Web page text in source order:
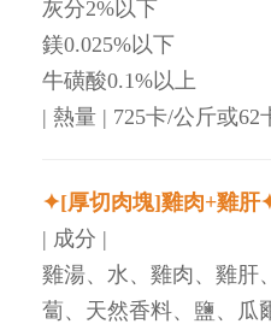
灰分2%以下
鎂0.025%以下
牛磺酸0.1%以上
| 熱量 | 725卡/公斤或62
✦[厚切肉塊]雞肉+雞肝
| 成分 |
雞湯、水、雞肉、雞肝
蔔、天然香料、鹽、瓜